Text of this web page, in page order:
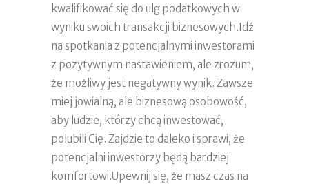
kwalifikować się do ulg podatkowych w
wyniku swoich transakcji biznesowych.Idź
na spotkania z potencjalnymi inwestorami
z pozytywnym nastawieniem, ale zrozum,
że możliwy jest negatywny wynik. Zawsze
miej jowialną, ale biznesową osobowość,
aby ludzie, którzy chcą inwestować,
polubili Cię. Zajdzie to daleko i sprawi, że
potencjalni inwestorzy będą bardziej
komfortowi.Upewnij się, że masz czas na